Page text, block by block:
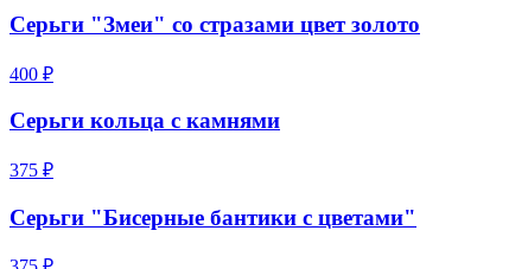
Серьги "Змеи" со стразами цвет золото
400 ₽
Серьги кольца с камнями
375 ₽
Серьги "Бисерные бантики с цветами"